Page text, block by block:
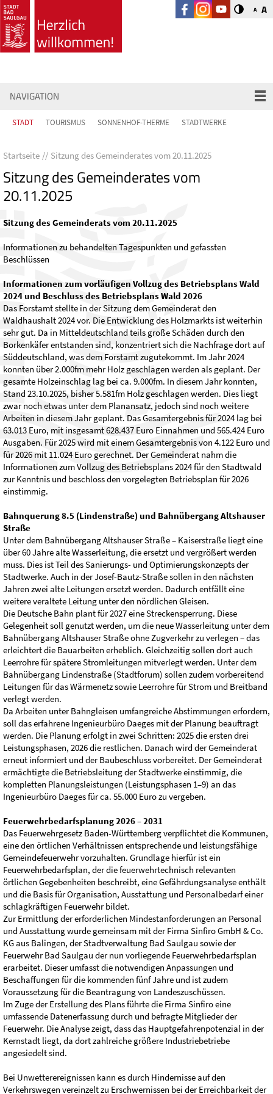
A A
NAVIGATION
STADT TOURISMUS SONNENHOF-THERME STADTWERKE
Startseite Sitzung des Gemeinderates vom 20.11.2025
Sitzung des Gemeinderates vom
20.11.2025
Sitzung des Gemeinderats vom 20.11.2025
Informationen zu behandelten Tagespunkten und gefassten
Beschlüssen
Informationen zum vorläufigen Vollzug des Betriebsplans Wald
2024 und Beschluss des Betriebsplans Wald 2026
Das Forstamt stellte in der Sitzung dem Gemeinderat den
Waldhaushalt 2024 vor. Die Entwicklung des Holzmarkts ist weiterhin
sehr gut. Da in Mitteldeutschland teils große Schäden durch den
Borkenkäfer entstanden sind, konzentriert sich die Nachfrage dort auf
Süddeutschland, was dem Forstamt zugutekommt. Im Jahr 2024
konnten über 2.000fm mehr Holz geschlagen werden als geplant. Der
gesamte Holzeinschlag lag bei ca. 9.000fm. In diesem Jahr konnten,
Stand 23.10.2025, bisher 5.581fm Holz geschlagen werden. Dies liegt
zwar noch etwas unter dem Planansatz, jedoch sind noch weitere
Arbeiten in diesem Jahr geplant. Das Gesamtergebnis für 2024 lag bei
63.013 Euro, mit insgesamt 628.437 Euro Einnahmen und 565.424 Euro
Ausgaben. Für 2025 wird mit einem Gesamtergebnis von 4.122 Euro und
für 2026 mit 11.024 Euro gerechnet. Der Gemeinderat nahm die
Informationen zum Vollzug des Betriebsplans 2024 für den Stadtwald
zur Kenntnis und beschloss den vorgelegten Betriebsplan für 2026
einstimmig.
Bahnquerung 8.5 (Lindenstraße) und Bahnübergang Altshauser
Straße
Unter dem Bahnübergang Altshauser Straße – Kaiserstraße liegt eine
über 60 Jahre alte Wasserleitung, die ersetzt und vergrößert werden
muss. Dies ist Teil des Sanierungs- und Optimierungskonzepts der
Stadtwerke. Auch in der Josef-Bautz-Straße sollen in den nächsten
Jahren zwei alte Leitungen ersetzt werden. Dadurch entfällt eine
weitere veraltete Leitung unter den nördlichen Gleisen.
Die Deutsche Bahn plant für 2027 eine Streckensperrung. Diese
Gelegenheit soll genutzt werden, um die neue Wasserleitung unter dem
Bahnübergang Altshauser Straße ohne Zugverkehr zu verlegen – das
erleichtert die Bauarbeiten erheblich. Gleichzeitig sollen dort auch
Leerrohre für spätere Stromleitungen mitverlegt werden. Unter dem
Bahnübergang Lindenstraße (Stadtforum) sollen zudem vorbereitend
Leitungen für das Wärmenetz sowie Leerrohre für Strom und Breitband
verlegt werden.
Da Arbeiten unter Bahngleisen umfangreiche Abstimmungen erfordern,
soll das erfahrene Ingenieurbüro Daeges mit der Planung beauftragt
werden. Die Planung erfolgt in zwei Schritten: 2025 die ersten drei
Leistungsphasen, 2026 die restlichen. Danach wird der Gemeinderat
erneut informiert und der Baubeschluss vorbereitet. Der Gemeinderat
ermächtigte die Betriebsleitung der Stadtwerke einstimmig, die
kompletten Planungsleistungen (Leistungsphasen 1–9) an das
Ingenieurbüro Daeges für ca. 55.000 Euro zu vergeben.
Feuerwehrbedarfsplanung 2026 – 2031
Das Feuerwehrgesetz Baden-Württemberg verpflichtet die Kommunen,
eine den örtlichen Verhältnissen entsprechende und leistungsfähige
Gemeindefeuerwehr vorzuhalten. Grundlage hierfür ist ein
Feuerwehrbedarfsplan, der die feuerwehrtechnisch relevanten
örtlichen Gegebenheiten beschreibt, eine Gefährdungsanalyse enthält
und die Basis für Organisation, Ausstattung und Personalbedarf einer
schlagkräftigen Feuerwehr bildet.
Zur Ermittlung der erforderlichen Mindestanforderungen an Personal
und Ausstattung wurde gemeinsam mit der Firma Sinfiro GmbH & Co.
KG aus Balingen, der Stadtverwaltung Bad Saulgau sowie der
Feuerwehr Bad Saulgau der nun vorliegende Feuerwehrbedarfsplan
erarbeitet. Dieser umfasst die notwendigen Anpassungen und
Beschaffungen für die kommenden fünf Jahre und ist zudem
Voraussetzung für die Beantragung von Landeszuschüssen.
Im Zuge der Erstellung des Plans führte die Firma Sinfiro eine
umfassende Datenerfassung durch und befragte Mitglieder der
Feuerwehr. Die Analyse zeigt, dass das Hauptgefahrenpotenzial in der
Kernstadt liegt, da dort zahlreiche größere Industriebetriebe
angesiedelt sind.
Bei Unwetterereignissen kann es durch Hindernisse auf den
Verkehrswegen vereinzelt zu Erschwernissen bei der Erreichbarkeit der